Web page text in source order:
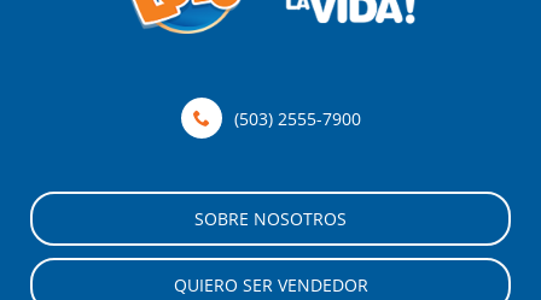
(503) 2555-7900
SOBRE NOSOTROS
QUIERO SER VENDEDOR